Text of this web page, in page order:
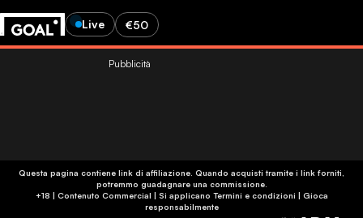
Live €50
Pubblicità
Questa pagina contiene link di affiliazione. Quando acquisti tramite i link forniti,
potremmo guadagnare una commissione.
+18 | Contenuto Commercial | Si applicano Termini e condizioni | Gioca
responsabilmente